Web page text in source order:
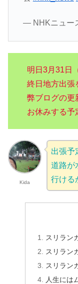
— NHKニュー
明日3月31日
終日地方出張
弊ブログの更
お休みする予
Kida
出張予
道路が
行ける
スリラン
スリラン
スリラン
人生には